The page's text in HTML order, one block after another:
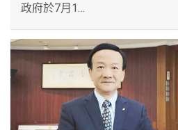
政府於7月1…